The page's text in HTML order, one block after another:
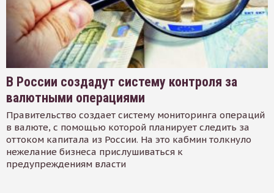
В России создадут систему контроля за
валютными операциями
Правительство создает систему мониторинга операций
в валюте, с помощью которой планирует следить за
оттоком капитала из России. На это кабмин толкнуло
нежелание бизнеса прислушиваться к
предупреждениям власти